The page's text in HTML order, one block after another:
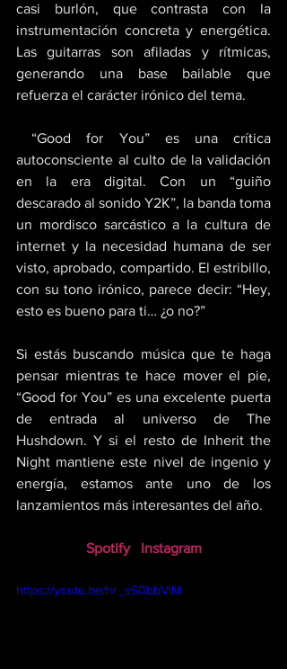
casi burlón, que contrasta con la
instrumentación concreta y energética.
Las guitarras son afiladas y rítmicas,
generando una base bailable que
refuerza el carácter irónico del tema.
“Good for You” es una crítica
autoconsciente al culto de la validación
en la era digital. Con un “guiño
descarado al sonido Y2K”, la banda toma
un mordisco sarcástico a la cultura de
internet y la necesidad humana de ser
visto, aprobado, compartido. El estribillo,
con su tono irónico, parece decir: “Hey,
esto es bueno para ti… ¿o no?”
Si estás buscando música que te haga
pensar mientras te hace mover el pie,
“Good for You” es una excelente puerta
de entrada al universo de The
Hushdown. Y si el resto de Inherit the
Night mantiene este nivel de ingenio y
energía, estamos ante uno de los
lanzamientos más interesantes del año.
Spotify Instagram
https://youtu.be/hr_vS0bbVlM